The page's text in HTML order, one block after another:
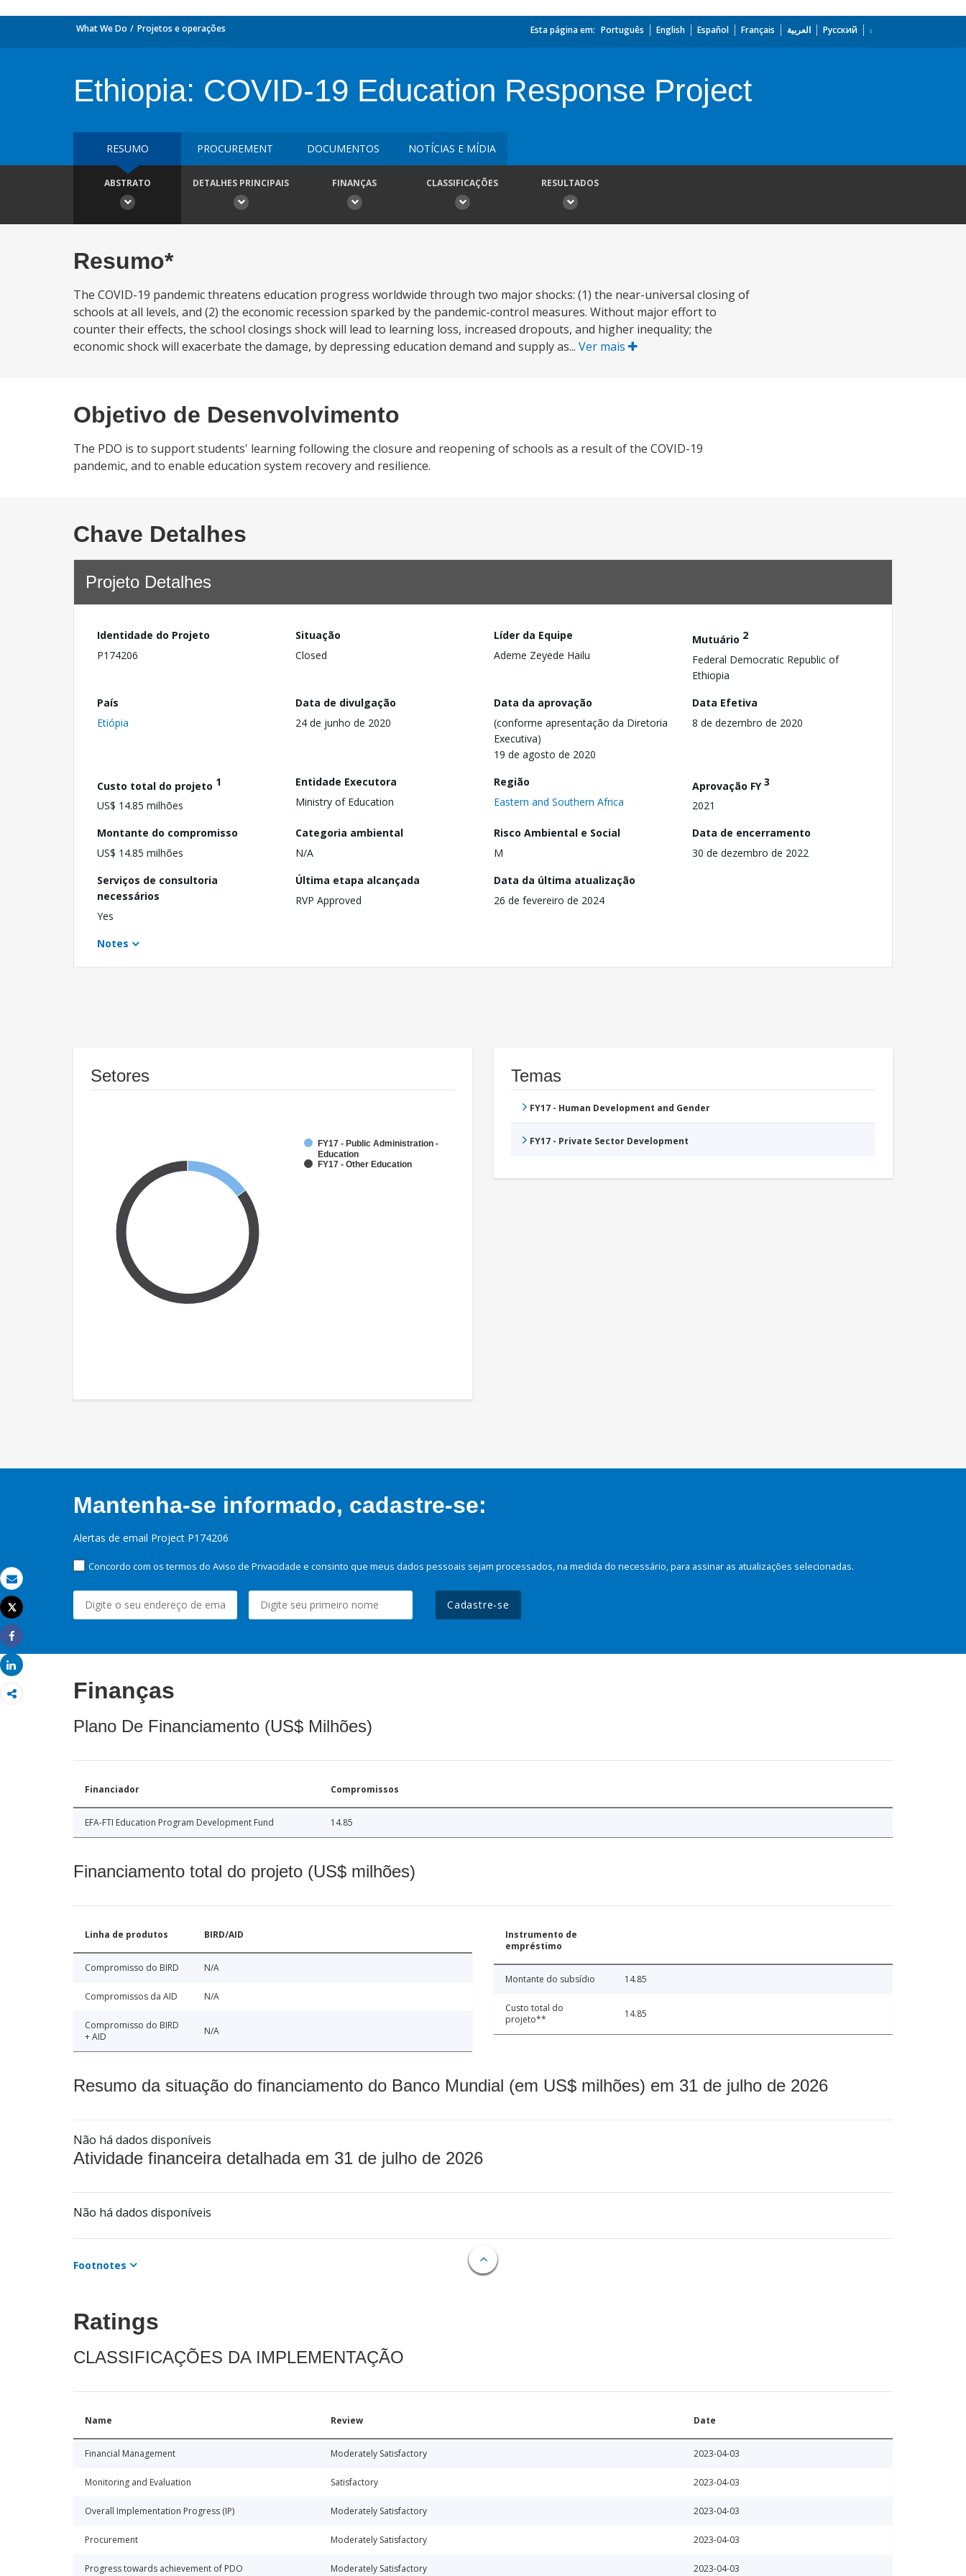
Email
Imprimir
Tweet
Share
Share
What We Do Projetos e operações Esta página em: Português English Español Français العربية Русский
Ethiopia: COVID-19 Education Response Project
RESUMO PROCUREMENT DOCUMENTOS NOTÍCIAS E MÍDIA
ABSTRATO DETALHES PRINCIPAIS FINANÇAS CLASSIFICAÇÕES RESULTADOS
Resumo*
The COVID-19 pandemic threatens education progress worldwide through two major shocks: (1) the near-universal closing of
schools at all levels, and (2) the economic recession sparked by the pandemic-control measures. Without major effort to
counter their effects, the school closings shock will lead to learning loss, increased dropouts, and higher inequality; the
economic shock will exacerbate the damage, by depressing education demand and supply as... Ver mais
Objetivo de Desenvolvimento
The PDO is to support students' learning following the closure and reopening of schools as a result of the COVID-19
pandemic, and to enable education system recovery and resilience.
Chave Detalhes
Projeto Detalhes
Identidade do Projeto
P174206
Situação
Closed
Líder da Equipe
Ademe Zeyede Hailu
Mutuário 2
Federal Democratic Republic of
Ethiopia
País
Etiópia
Data de divulgação
24 de junho de 2020
Data da aprovação
(conforme apresentação da Diretoria
Executiva)
19 de agosto de 2020
Data Efetiva
8 de dezembro de 2020
Custo total do projeto 1
US$ 14.85 milhões
Entidade Executora
Ministry of Education
Região
Eastern and Southern Africa
Aprovação FY3
2021
Montante do compromisso
US$ 14.85 milhões
Categoria ambiental
N/A
Risco Ambiental e Social
M
Data de encerramento
30 de dezembro de 2022
Serviços de consultoria
necessários
Yes
Última etapa alcançada
RVP Approved
Data da última atualização
26 de fevereiro de 2024
Notes
Setores
FY17 - Public Administration -
Education
FY17 - Other Education
Temas
FY17 - Human Development and Gender
FY17 - Private Sector Development
Mantenha-se informado, cadastre-se:
Alertas de email Project P174206
Concordo com os termos do Aviso de Privacidade e consinto que meus dados pessoais sejam processados, na medida do necessário, para assinar as atualizações selecionadas.
Cadastre-se
Finanças
Plano De Financiamento (US$ Milhões)
Financiador Compromissos
EFA-FTI Education Program Development Fund 14.85
Financiamento total do projeto (US$ milhões)
Linha de produtos BIRD/AID
Compromisso do BIRD N/A
Compromissos da AID N/A
Compromisso do BIRD
+ AID
N/A
Instrumento de
empréstimo
Montante do subsídio 14.85
Custo total do
projeto**
14.85
Resumo da situação do financiamento do Banco Mundial (em US$ milhões) em 31 de julho de 2026
Não há dados disponíveis
Atividade financeira detalhada em 31 de julho de 2026
Não há dados disponíveis
Footnotes
Ratings
CLASSIFICAÇÕES DA IMPLEMENTAÇÃO
Name Review Date
Financial Management Moderately Satisfactory 2023-04-03
Monitoring and Evaluation Satisfactory 2023-04-03
Overall Implementation Progress (IP) Moderately Satisfactory 2023-04-03
Procurement Moderately Satisfactory 2023-04-03
Progress towards achievement of PDO Moderately Satisfactory 2023-04-03